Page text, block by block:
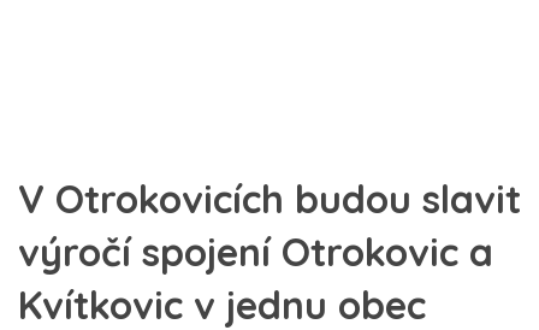
V Otrokovicích budou slavit
výročí spojení Otrokovic a
Kvítkovic v jednu obec